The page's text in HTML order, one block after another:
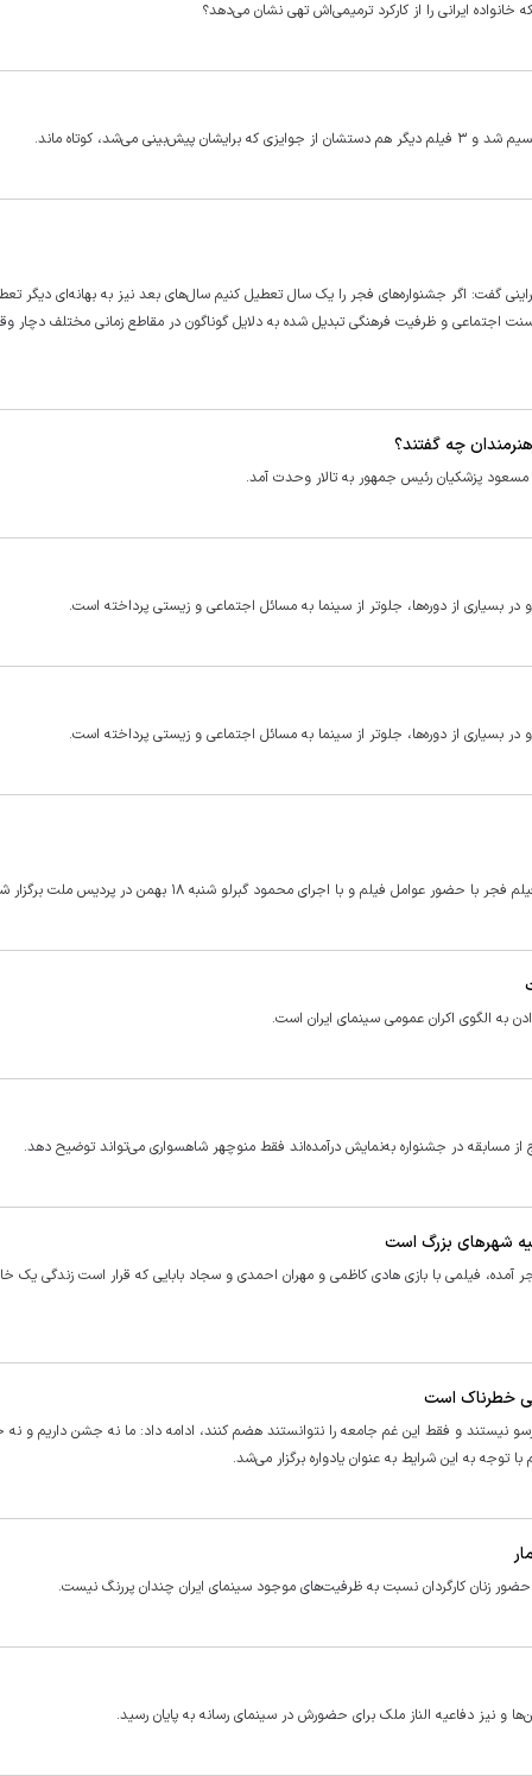
ایرانی را از کارکرد ترمیمی‌اش تهی نشان می‌دهد؟
امسال و آبان ۹۸ و حادثه هواپیمای اوکراینی گفت: اگر جشنواره‌های فجر را یک سال تعطیل کنیم سال‌های بعد نیز به بهانه‌ای دیگر
اجتماعی و ظرفیت فرهنگی تبدیل شده به دلایل گوناگون در مقاطع زمانی مختلف دچار
چه گفتند؟
مسعود پزشکیان رئیس جمهور به تالار وحدت آمد.
فیلم و با اجرای محمود گبرلو شنبه ۱۸ بهمن در پردیس ملت برگزار شد.
به الگوی اکران عمومی سینمای ایران است.
شهر‌های بزرگ است
آمده، فیلمی با بازی هادی کاظمی و مهران احمدی و سجاد بابایی که قرار است زندگی یک
خطرناک است
نیستند و فقط این غم جامعه را نتوانستند هضم کنند، ادامه داد: ما نه جشن داریم و نه
به این شرایط به عنوان یادواره برگزار می‌شد.
و نیز دفاعیه الناز ملک برای حضورش در سینمای رسانه به پایان رسید.